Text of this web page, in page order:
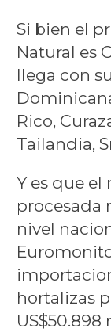
Si bien el
Natural es
llega con
Rico,
Tailandia,
Y es que
procesada
nivel
hortalizas